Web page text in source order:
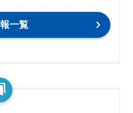
一覧